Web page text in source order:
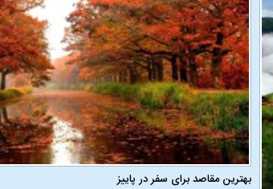
بهترین مقاصد برای سفر در پاییز